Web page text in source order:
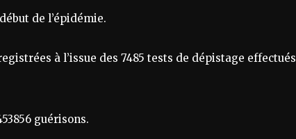
de l’épidémie.
à l’issue des 7485 tests de dépistage effectués
guérisons.